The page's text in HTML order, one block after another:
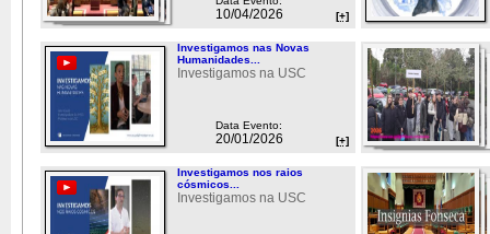
10/04/2026 [+]
Investigamos nas Novas
Humanidades...
Investigamos na USC
Data Evento:
20/01/2026 [+]
Investigamos nos raios
cósmicos...
Investigamos na USC